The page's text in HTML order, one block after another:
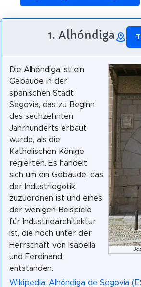
1. Alhóndiga
Die Alhóndiga ist ein
Gebäude in der
spanischen Stadt
Segovia, das zu Beginn
des sechzehnten
Jahrhunderts erbaut
wurde, als die
Katholischen Könige
regierten. Es handelt
sich um ein Gebäude, das
der Industriegotik
zuzuordnen ist und eines
der wenigen Beispiele
für Industriearchitektur
ist, die noch unter der
Herrschaft von Isabella
und Ferdinand
entstanden.
Wikipedia: Alhóndiga de Segovia